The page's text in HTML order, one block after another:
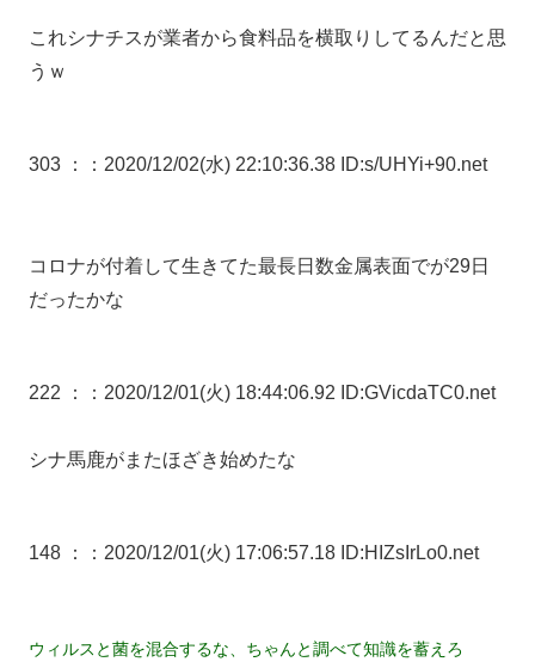
これシナチスが業者から食料品を横取りしてるんだと思
うｗ
303 ： ：2020/12/02(水) 22:10:36.38 ID:s/UHYi+90.net
コロナが付着して生きてた最長日数金属表面でが29日
だったかな
222 ： ：2020/12/01(火) 18:44:06.92 ID:GVicdaTC0.net
シナ馬鹿がまたほざき始めたな
148 ： ：2020/12/01(火) 17:06:57.18 ID:HIZsIrLo0.net
ウィルスと菌を混合するな、ちゃんと調べて知識を蓄えろ